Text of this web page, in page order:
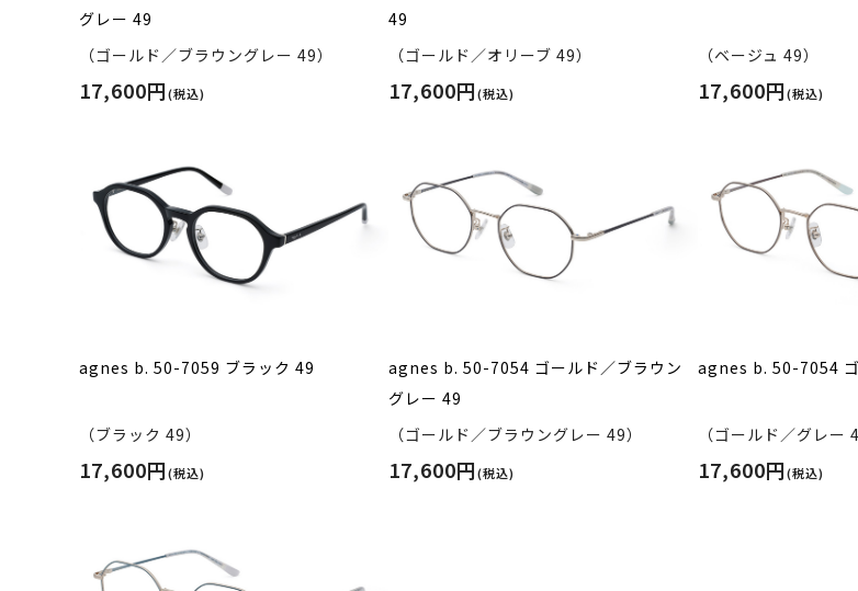
グレー 49
（ゴールド／ブラウングレー 49）
17,600円(税込)
49
（ゴールド／オリーブ 49）
17,600円(税込)
（ベージュ 49）
17,600円(税込)
agnes b. 50-7059 ブラック 49
（ブラック 49）
17,600円(税込)
agnes b. 50-7054 ゴールド／ブラウン
グレー 49
（ゴールド／ブラウングレー 49）
17,600円(税込)
agnes b. 50-7054
（ゴールド／グレー
17,600円(税込)